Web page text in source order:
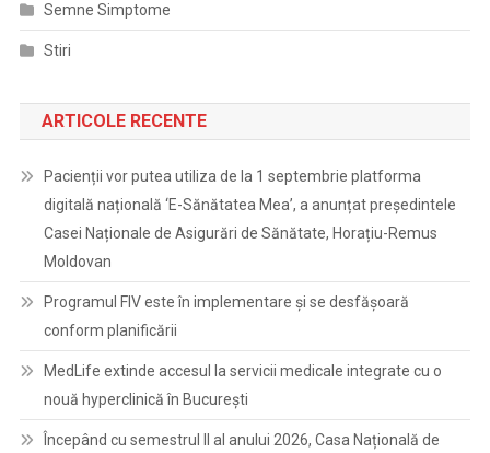
Semne Simptome
Stiri
ARTICOLE RECENTE
Pacienții vor putea utiliza de la 1 septembrie platforma
digitală națională ‘E-Sănătatea Mea’, a anunțat președintele
Casei Naționale de Asigurări de Sănătate, Horațiu-Remus
Moldovan
Programul FIV este în implementare și se desfășoară
conform planificării
MedLife extinde accesul la servicii medicale integrate cu o
nouă hyperclinică în București
Începând cu semestrul II al anului 2026, Casa Națională de